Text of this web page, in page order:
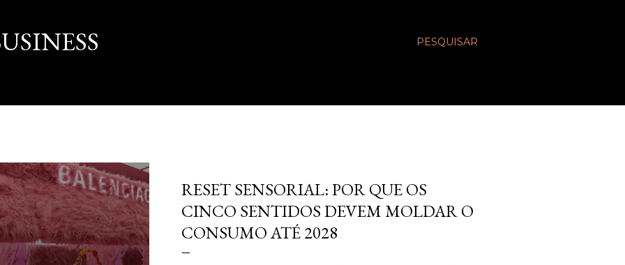
PESQUISAR
RESET SENSORIAL: POR QUE OS
CINCO SENTIDOS DEVEM MOLDAR O
CONSUMO ATÉ 2028